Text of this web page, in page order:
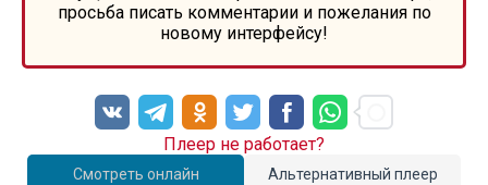
просьба писать комментарии и пожелания по
новому интерфейсу!
Смотреть онлайн Альтернативный плеер
Плеер не работает?